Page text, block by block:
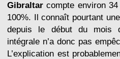
Gibraltar compte environ
100%. Il connaît pourtant
depuis le début du mois
intégrale n’a donc pas
L’explication est